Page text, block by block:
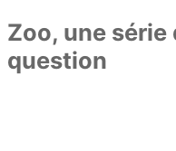
Zoo, une série
question